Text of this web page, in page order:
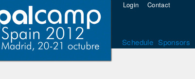
Login Contact
Schedule Sponsors